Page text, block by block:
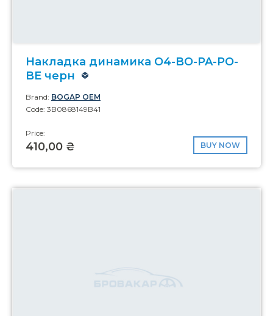
Накладка динамика O4-BO-PA-PO-
BE черн
Brand: BOGAP OEM
Code: 3B0868149B41
Price:
410,00 ₴ BUY NOW